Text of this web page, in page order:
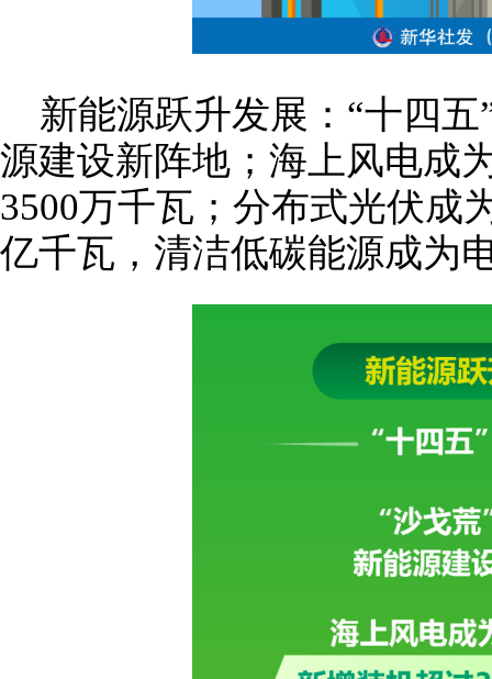
新能源跃升发展：“十四
源建设新阵地；海上风电成
3500万千瓦；分布式光伏成
亿千瓦，清洁低碳能源成为